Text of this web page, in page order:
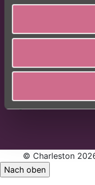
Pflege bei
Pflege für
Ambulante
Jobs
© Charleston
Nach oben